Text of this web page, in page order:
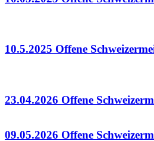
10.5.2025 Offene
23.04.2026 Offene
09.05.2026 Offene